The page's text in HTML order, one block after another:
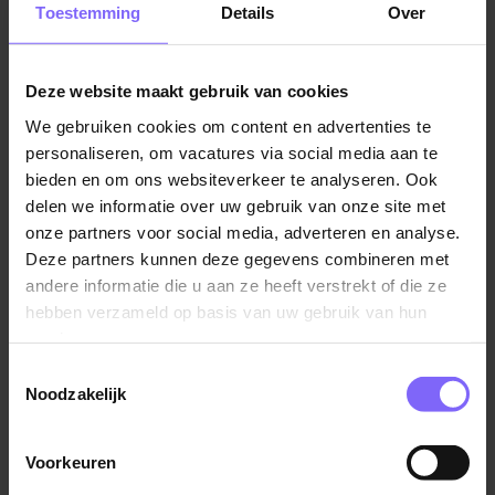
Toestemming Details Over
Deze website maakt gebruik van cookies
We gebruiken cookies om content en advertenties te
personaliseren, om vacatures via social media aan te
bieden en om ons websiteverkeer te analyseren. Ook
delen we informatie over uw gebruik van onze site met
onze partners voor social media, adverteren en analyse.
Deze partners kunnen deze gegevens combineren met
andere informatie die u aan ze heeft verstrekt of die ze
hebben verzameld op basis van uw gebruik van hun
Noodzakelijk
Voorkeuren
verbouwingsprojecten in binnen- en buitenland.
waarbij jij de kaders scherp bewaakt.
Beheren van budgetten, planningen en kwaliteit –
jij zorgt dat alles klopt tot en met de nazorg.
Creëren van waardevolle werk- en
vestigingslocaties die aansluiten bij de groei van
Boels.
Dit krijg jij van ons:
Een bonusregeling die jouw inzet beloont.
te kopen.
Een bedrijfswagen en een vergoeding voor hybride